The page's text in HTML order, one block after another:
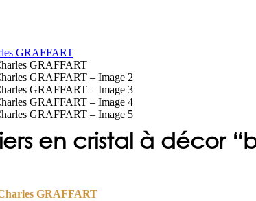
en cristal à décor
GRAFFART